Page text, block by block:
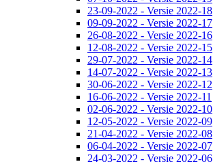
23-09-2022 - Versie 2022-18
09-09-2022 - Versie 2022-17
26-08-2022 - Versie 2022-16
12-08-2022 - Versie 2022-15
29-07-2022 - Versie 2022-14
14-07-2022 - Versie 2022-13
30-06-2022 - Versie 2022-12
16-06-2022 - Versie 2022-11
02-06-2022 - Versie 2022-10
12-05-2022 - Versie 2022-09
21-04-2022 - Versie 2022-08
06-04-2022 - Versie 2022-07
24-03-2022 - Versie 2022-06